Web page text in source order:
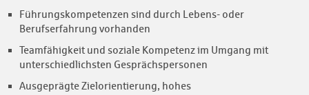
Führungskompetenzen sind durch Lebens- oder
Berufserfahrung vorhanden
Teamfähigkeit und soziale Kompetenz im Umgang mit
unterschiedlichsten Gesprächspersonen
Ausgeprägte Zielorientierung, hohes